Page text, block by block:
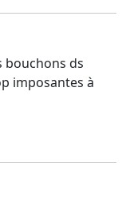
bouchons ds
imposantes à